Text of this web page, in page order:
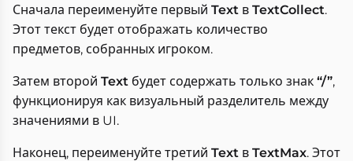
Сначала переименуйте первый Text в TextCollect.
Этот текст будет отображать количество
предметов, собранных игроком.
Затем второй Text будет содержать только знак “/”,
функционируя как визуальный разделитель между
значениями в UI.
Наконец, переименуйте третий Text в TextMax. Этот